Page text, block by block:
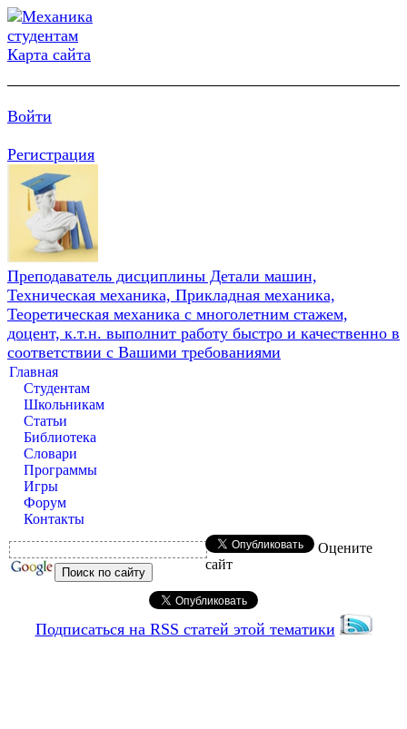
Карта сайта
Войти
Регистрация
Преподаватель дисциплины Детали машин,
Техническая механика, Прикладная механика,
Теоретическая механика с многолетним стажем,
доцент, к.т.н. выполнит работу быстро и качественно в
соответствии с Вашими требованиями
Главная
Студентам
Школьникам
Статьи
Библиотека
Словари
Программы
Игры
Форум
Контакты
Оцените
сайт
Подписаться на RSS статей этой тематики